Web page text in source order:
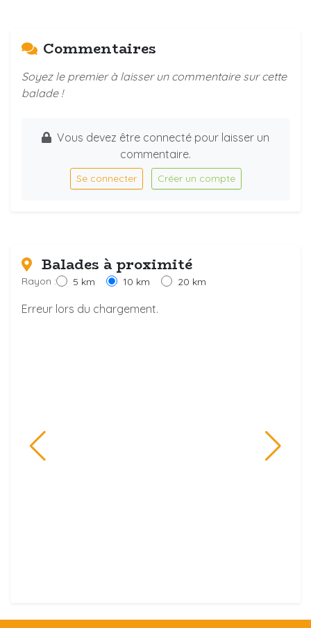
Commentaires
Soyez le premier à laisser un commentaire sur cette
balade !
Vous devez être connecté pour laisser un
commentaire.
Se connecter Créer un compte
Balades à proximité
Rayon : 5 km 10 km 20 km
Erreur lors du chargement.